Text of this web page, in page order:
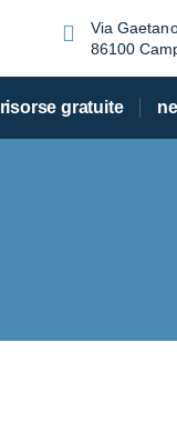
Via
86100
risorse gratuite